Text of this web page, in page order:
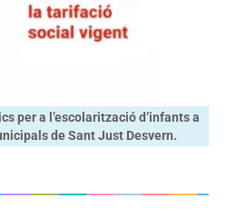
per a l’escolarització d’infants a
de Sant Just Desvern.